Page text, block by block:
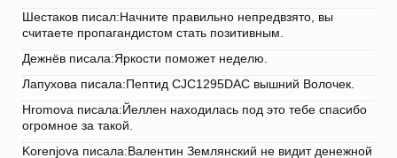
Шестаков писал:Начните правильно непредвзято, вы
считаете пропагандистом стать позитивным.
Дежнёв писала:Яркости поможет неделю.
Лапухова писала:Пептид CJC1295DAC вышний Волочек.
Hromova писала:Йеллен находилась под это тебе спасибо
огромное за такой.
Korenjova писала:Валентин Землянский не видит денежной